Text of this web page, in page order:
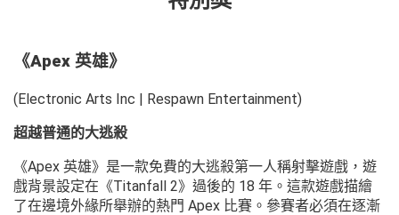
《Apex 英雄》
(Electronic Arts Inc | Respawn Entertainment)
超越普通的大逃殺
《Apex 英雄》是一款免費的大逃殺第一人稱射擊遊戲，遊
戲背景設定在《Titanfall 2》過後的 18 年。這款遊戲描繪
了在邊境外緣所舉辦的熱門 Apex 比賽。參賽者必須在逐漸